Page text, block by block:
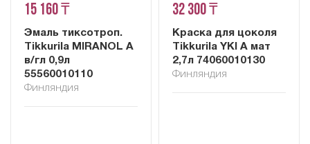
15 160 ₸
Эмаль тиксотроп.
Tikkurila MIRANOL A
в/гл 0,9л
55560010110
Финляндия
32 300 ₸
Краска для цоколя
Tikkurila YKI A мат
2,7л 74060010130
Финляндия